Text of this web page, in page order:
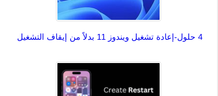
4 حلول-إعادة تشغيل ويندوز 11 بدلاً من إيقاف التشغيل